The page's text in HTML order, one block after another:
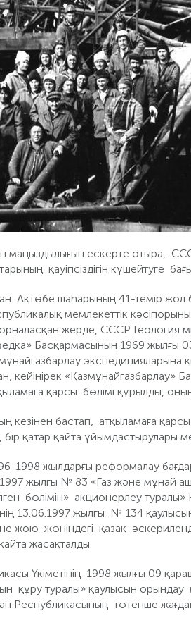
маңыздылығын ескерте отыра,
қауіпсіздігін күшейтуге
шаһарының 41-темір жол
мемлекеттік
жерде, СССР Геология
Басқармасының 1969
экспедицияларына
кейінірек
қарсы бөлімі құрылды,
бастап, атқыламаға қарсы
қатар қайта ұйымдастырулары
1998 жылдарғы реформалау
жылғы № 83 «Газ және мұнай
бөлімін» акционерлеу
13.06.1997 жылғы № 134
жою жөніндегі қазақ
жасақталды.
Үкіметінің 1998 жылғы 09
құру туралы» қаулысын
Республикасының төтенше